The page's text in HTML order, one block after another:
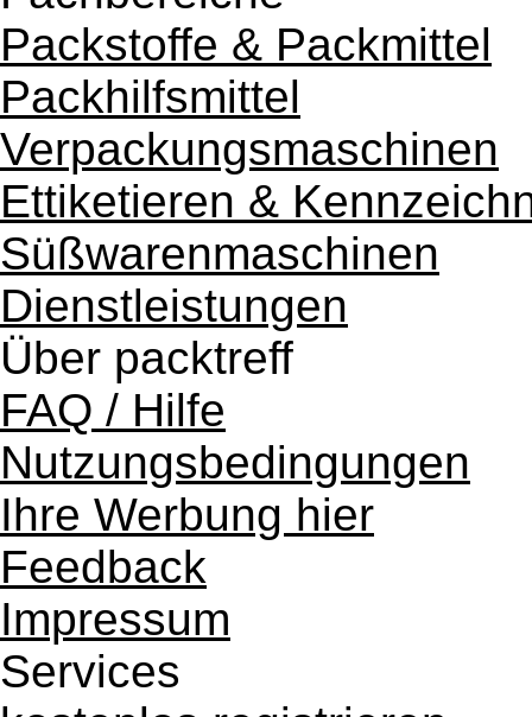
Packstoffe & Packmittel
Packhilfsmittel
Verpackungsmaschinen
Ettiketieren &
Süßwarenmaschinen
Dienstleistungen
Über packtreff
FAQ / Hilfe
Nutzungsbedingungen
Ihre Werbung hier
Feedback
Impressum
Services